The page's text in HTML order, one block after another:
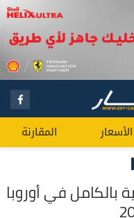
الأسعار المقارنة
بالكامل في أوروبا